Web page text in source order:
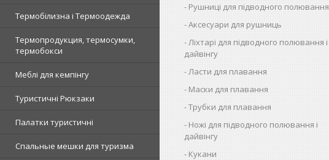
Термобілизна і Термоодежда
Термопродукция, термосумки,
термобокси
Меблі для кемпінгу
Туристичні Рюкзаки
Палатки туристичні
Спальные мешки для туризма
Рушниці для підводного полювання
Аксесуари для рушниць
Ліхтарі для підводного полювання і
дайвінгу
Ласти для плавання
Маски для плавання
Трубки для плавання
Ножі для підводного полювання і
дайвінгу
Кукани